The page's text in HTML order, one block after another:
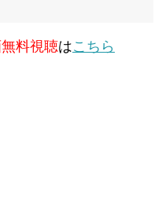
料視聴はこちら